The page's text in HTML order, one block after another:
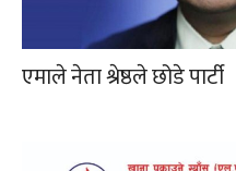
एमाले नेता श्रेष्ठले छोडे पार्टी